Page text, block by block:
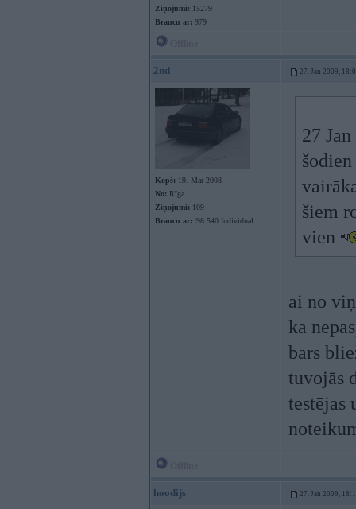
Ziņojumi: 15279
Braucu ar: 979
2nd 27. Jan 2009,
Kopš: 19. Mar 2008
No: Rīga
Ziņojumi: 109
Braucu ar: '98 540 Individual
27
šiem
vien
ai no
ka
bars
tuvojās
testējas
hoodijs 27. Jan 2009,